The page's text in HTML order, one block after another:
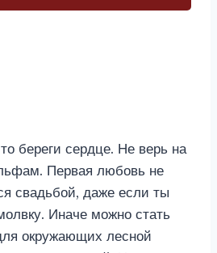
береги сердце. Не верь на
Первая любовь не
свадьбой, даже если ты
Иначе можно стать
окружающих лесной